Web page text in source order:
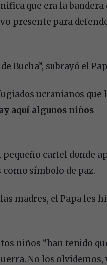
que era la bandera
presente para
Bucha”, subrayó el
ucranianos que
aquí algunos niños
pequeño cartel donde
como símbolo de paz.
madres, el Papa les
niños “han tenido
No los olvidemos,